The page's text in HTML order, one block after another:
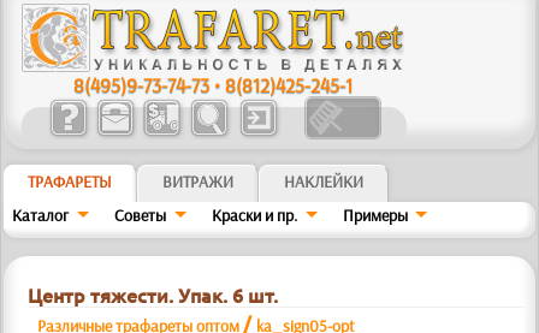
8(495)9-73-74-73 •8(812)425-245-1
ТРАФАРЕТЫ ВИТРАЖИ
НАКЛЕЙКИ
Каталог
Советы Краски и пр. Примеры
Центр тяжести. Упак. 6 шт.
Различные трафареты оптом / ka_sign05-opt